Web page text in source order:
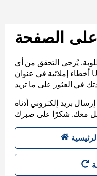
على الصفحة
يُرجى التحقق من أي
أخطاء إملائية في عنوان URL، أو عرض خريطة الموقع
بريد إلكتروني أدناه